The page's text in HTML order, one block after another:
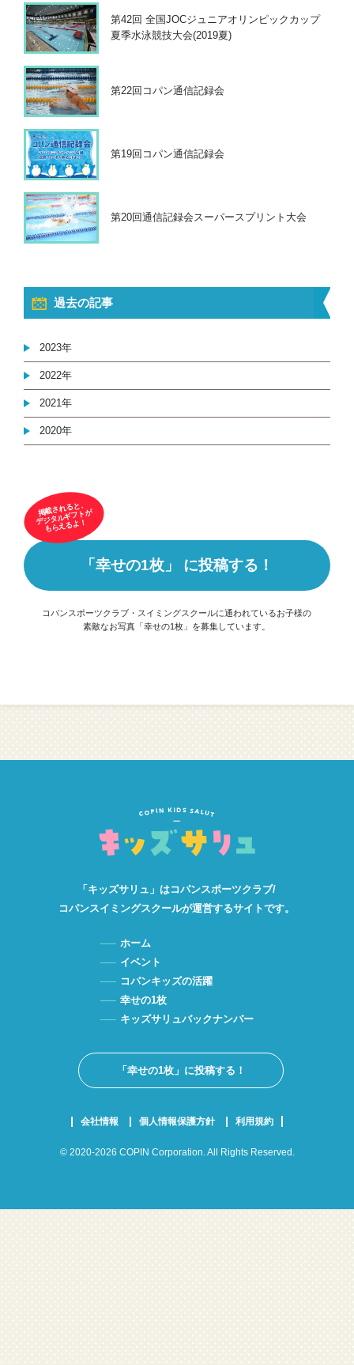
第42回 全国JOCジュニアオリンピックカップ
夏季水泳競技大会(2019夏)
第22回コパン通信記録会
第19回コパン通信記録会
第20回通信記録会スーパースプリント大会
過去の記事
2023年
2022年
2021年
2020年
掲載されると、
デジタルギフトが
もらえるよ！
「幸せの1枚」 に投稿する！
コパンスポーツクラブ・スイミングスクールに通われているお子様の
素敵なお写真「幸せの1枚」を募集しています。
「キッズサリュ」はコパンスポーツクラブ/
コパンスイミングスクールが運営するサイトです。
ホーム
イベント
コパンキッズの活躍
幸せの1枚
キッズサリュバックナンバー
「幸せの1枚」に投稿する！
会社情報 個人情報保護方針 利用規約
© 2020-2026 COPIN Corporation. All Rights Reserved.